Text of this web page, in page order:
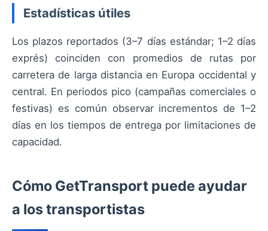
Estadísticas útiles
Los plazos reportados (3–7 días estándar; 1–2 días
exprés) coinciden con promedios de rutas por
carretera de larga distancia en Europa occidental y
central. En periodos pico (campañas comerciales o
festivas) es común observar incrementos de 1–2
días en los tiempos de entrega por limitaciones de
capacidad.
Cómo GetTransport puede ayudar
a los transportistas